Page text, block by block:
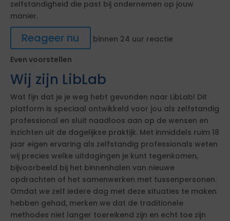
zelfstandigheid die past bij ondernemen op jouw
manier.
Reageer nu
binnen 24 uur reactie
Even voorstellen
Wij zijn LibLab
Wat fijn dat je je weg hebt gevonden naar LibLab! Dit
platform is speciaal ontwikkeld voor jou als zelfstandig
professional en sluit naadloos aan op de wensen en
inzichten uit de dagelijkse praktijk. Met inmiddels ruim 18
jaar eigen ervaring als zelfstandig professionals weten
wij precies welke uitdagingen je kunt tegenkomen,
bijvoorbeeld bij het binnenhalen van nieuwe
opdrachten of het samenwerken met tussenpersonen.
Omdat we zelf iedere dag met deze situaties te maken
hebben gehad, merken we dat de traditionele
methodes niet langer toereikend zijn en echt toe zijn